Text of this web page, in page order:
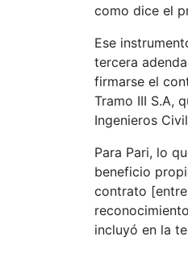
como dice el
Ese
tercera
firmarse el
Tramo III S.A,
Ingenieros
Para Pari, lo
beneficio
contrato
incluyó en la